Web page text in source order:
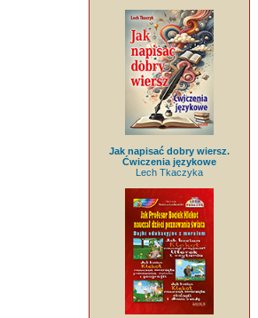
Jak napisać dobry wiersz.
Ćwiczenia językowe
Lech Tkaczyka